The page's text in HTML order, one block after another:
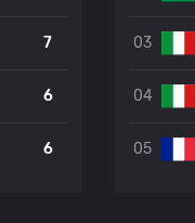
7
6
6
03
04
05